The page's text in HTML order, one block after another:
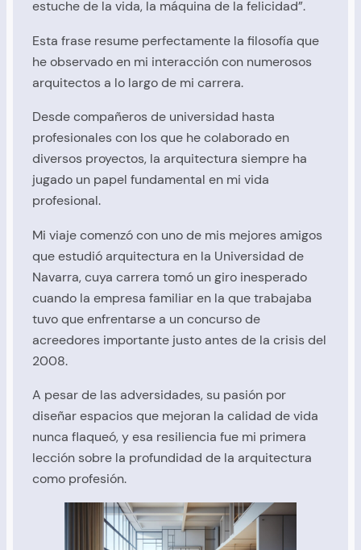
estuche de la vida, la máquina de la felicidad”.
Esta frase resume perfectamente la filosofía que
he observado en mi interacción con numerosos
arquitectos a lo largo de mi carrera.
Desde compañeros de universidad hasta
profesionales con los que he colaborado en
diversos proyectos, la arquitectura siempre ha
jugado un papel fundamental en mi vida
profesional.
Mi viaje comenzó con uno de mis mejores amigos
que estudió arquitectura en la Universidad de
Navarra, cuya carrera tomó un giro inesperado
cuando la empresa familiar en la que trabajaba
tuvo que enfrentarse a un concurso de
acreedores importante justo antes de la crisis del
2008.
A pesar de las adversidades, su pasión por
diseñar espacios que mejoran la calidad de vida
nunca flaqueó, y esa resiliencia fue mi primera
lección sobre la profundidad de la arquitectura
como profesión.